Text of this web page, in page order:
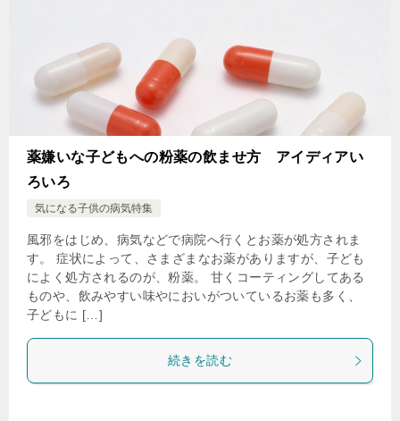
薬嫌いな子どもへの粉薬の飲ませ方 アイディアい
ろいろ
気になる子供の病気特集
風邪をはじめ、病気などで病院へ行くとお薬が処方されま
す。 症状によって、さまざまなお薬がありますが、子ども
によく処方されるのが、粉薬。 甘くコーティングしてある
ものや、飲みやすい味やにおいがついているお薬も多く、
子どもに […]
続きを読む